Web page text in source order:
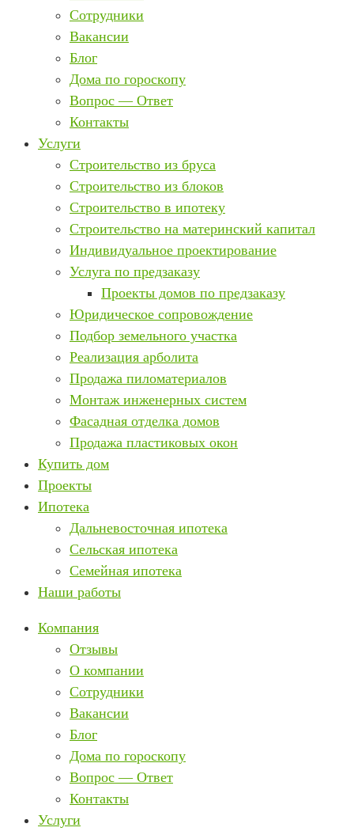
Сотрудники
Вакансии
Блог
Дома по гороскопу
Вопрос — Ответ
Контакты
Услуги
Строительство из бруса
Строительство из блоков
Строительство в ипотеку
Строительство на материнский капитал
Индивидуальное проектирование
Услуга по предзаказу
Проекты домов по предзаказу
Юридическое сопровождение
Подбор земельного участка
Реализация арболита
Продажа пиломатериалов
Монтаж инженерных систем
Фасадная отделка домов
Продажа пластиковых окон
Купить дом
Проекты
Ипотека
Дальневосточная ипотека
Сельская ипотека
Семейная ипотека
Наши работы
Компания
Отзывы
О компании
Сотрудники
Вакансии
Блог
Дома по гороскопу
Вопрос — Ответ
Контакты
Услуги